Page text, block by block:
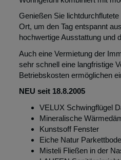
Diese exklusive
Wohngefühl kombiniert mit
Genießen Sie
Ort, um den Tag entspannt
hochwertige Ausstattung und
Auch eine Vermietung der
sehr schnell eine langfristige
NEU seit 18.8.2005
VELUX Schwingflügel
Mineralische
Kunstsoff Fenster